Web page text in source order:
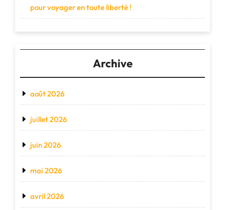
pour voyager en toute liberté !
Archive
août 2026
juillet 2026
juin 2026
mai 2026
avril 2026